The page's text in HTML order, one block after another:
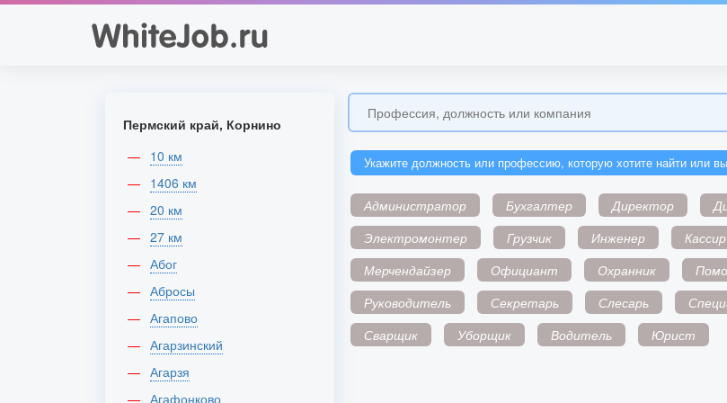
Укажите должность или профессию, которую хотите найти или
Администратор Бухгалтер Директор
Электромонтер
Грузчик Инженер Кассир
Мерчендайзер
Официант Охранник
Руководитель
Секретарь Слесарь
Сварщик
Уборщик Водитель Юрист
Пермский край, Корнино
10 км
1406 км
20 км
27 км
Абог
Абросы
Агапово
Агарзинский
Агарзя
Агафонково